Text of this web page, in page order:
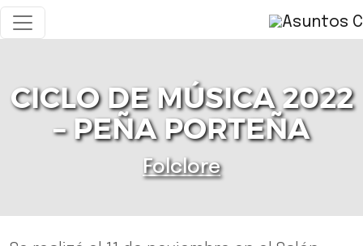
CICLO DE MÚSICA 2022
– PEÑA PORTEÑA
Folclore